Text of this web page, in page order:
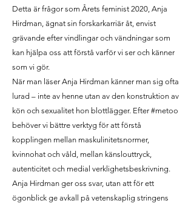
Detta är frågor som Årets feminist 2020, Anja
Hirdman, ägnat sin forskarkarriär åt, envist
grävande efter vindlingar och vändningar som
kan hjälpa oss att förstå varför vi ser och känner
som vi gör.
När man läser Anja Hirdman känner man sig ofta
lurad – inte av henne utan av den konstruktion av
kön och sexualitet hon blottlägger. Efter #metoo
behöver vi bättre verktyg för att förstå
kopplingen mellan maskulinitetsnormer,
kvinnohat och våld, mellan känslouttryck,
autenticitet och medial verklighetsbeskrivning.
Anja Hirdman ger oss svar, utan att för ett
ögonblick ge avkall på vetenskaplig stringens